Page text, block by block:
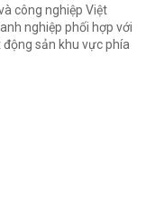
công nghiệp Việt
nghiệp phối hợp với
sản khu vực phía